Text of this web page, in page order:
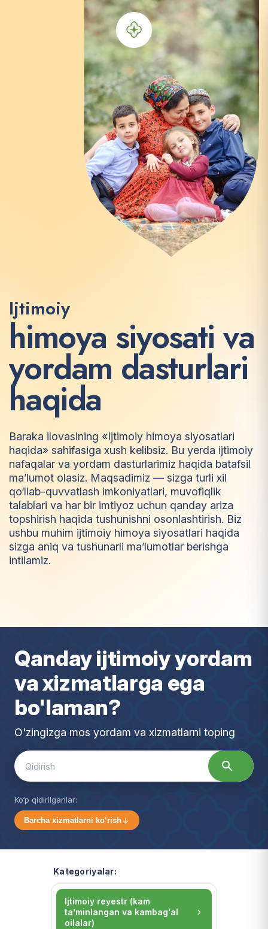
Ijtimoiy
himoya siyosati va
yordam dasturlari
haqida
Baraka ilovasining «Ijtimoiy himoya siyosatlari
haqida» sahifasiga xush kelibsiz. Bu yerda ijtimoiy
nafaqalar va yordam dasturlarimiz haqida batafsil
ma’lumot olasiz. Maqsadimiz — sizga turli xil
qo‘llab-quvvatlash imkoniyatlari, muvofiqlik
talablari va har bir imtiyoz uchun qanday ariza
topshirish haqida tushunishni osonlashtirish. Biz
ushbu muhim ijtimoiy himoya siyosatlari haqida
sizga aniq va tushunarli ma’lumotlar berishga
intilamiz.
mtiy oz
Qanday ijtimoiy yordam
va xizmatlarga ega
bo'laman?
O'zingizga mos yordam va xizmatlarni toping
Search
for:
Ko‘p qidirilganlar:
Barcha xizmatlarni ko‘rish
Kategoriyalar:
Ijtimoiy reyestr (kam
ta’minlangan va kambag‘al
oilalar)